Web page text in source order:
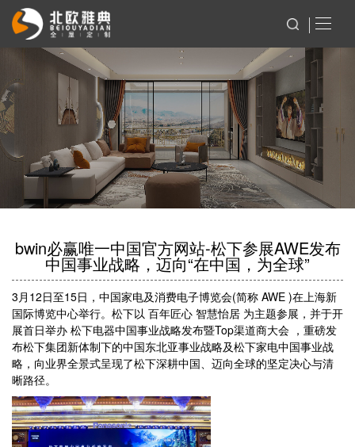
bwin必赢唯一中国官方网站-松下参展AWE发布
中国事业战略，迈向“在中国，为全球”
3月12日至15日，中国家电及消费电子博览会(简称 AWE )在上海新
国际博览中心举行。松下以 百年匠心 智慧怡居 为主题参展，并于开
展首日举办 松下电器中国事业战略发布暨Top渠道商大会 ，重磅发
布松下集团新体制下的中国东北亚事业战略及松下家电中国事业战
略，向业界全景式呈现了松下深耕中国、迈向全球的坚定决心与清
晰路径。